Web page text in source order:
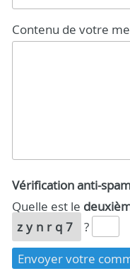
Contenu de votre
Vérification anti-
Quelle est le
zynrq7
?